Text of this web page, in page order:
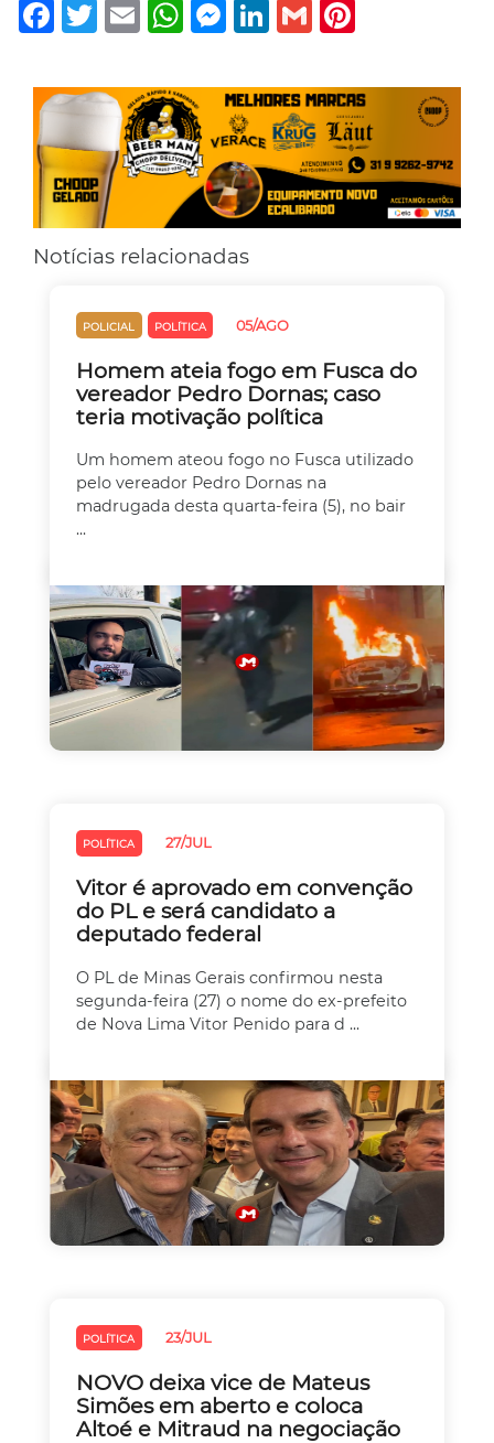
Facebook
TwitterEmail WhatsAppMessenger
LinkedIn
Gmail
Notícias relacionadas
POLICIAL POLÍTICA 05/AGO
Homem ateia fogo em Fusca do
vereador Pedro Dornas; caso
teria motivação política
Um homem ateou fogo no Fusca utilizado
pelo vereador Pedro Dornas na
madrugada desta quarta-feira (5), no bair
...
POLÍTICA 27/JUL
Vitor é aprovado em convenção
do PL e será candidato a
deputado federal
O PL de Minas Gerais confirmou nesta
segunda-feira (27) o nome do ex-prefeito
de Nova Lima Vitor Penido para d ...
POLÍTICA 23/JUL
NOVO deixa vice de Mateus
Simões em aberto e coloca
Altoé e Mitraud na negociação